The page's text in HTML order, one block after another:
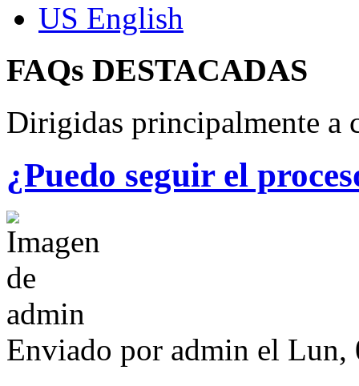
US English
FAQs DESTACADAS
Dirigidas principalmente a
¿Puedo seguir el
Enviado por admin el Lun,